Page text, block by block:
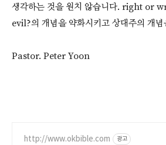
생각하는 것을 원치 않습니다. right or
evil?의 개념을 약화시키고 상대주의 개념
Pastor. Peter Yoon
http://www.okbible.com 광고